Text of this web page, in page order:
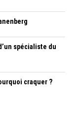
spécialiste du
craquer ?